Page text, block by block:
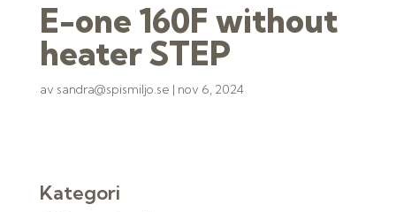
E-one 160F without
heater STEP
av sandra@spismiljo.se | nov 6, 2024
Kategori